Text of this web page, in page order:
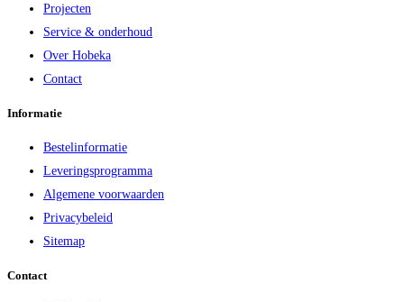
Projecten
Service & onderhoud
Over Hobeka
Contact
Informatie
Bestelinformatie
Leveringsprogramma
Algemene voorwaarden
Privacybeleid
Sitemap
Contact